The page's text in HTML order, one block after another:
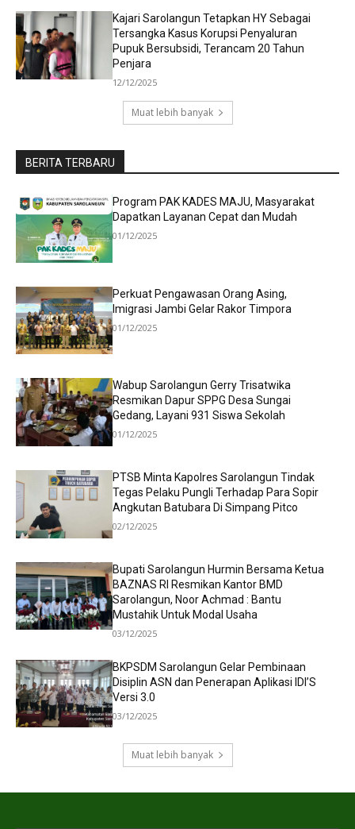
Kajari Sarolangun Tetapkan HY Sebagai
Tersangka Kasus Korupsi Penyaluran
Pupuk Bersubsidi, Terancam 20 Tahun
Penjara
12/12/2025
Muat lebih banyak
BERITA TERBARU
Program PAK KADES MAJU, Masyarakat
Dapatkan Layanan Cepat dan Mudah
01/12/2025
Perkuat Pengawasan Orang Asing,
Imigrasi Jambi Gelar Rakor Timpora
01/12/2025
Wabup Sarolangun Gerry Trisatwika
Resmikan Dapur SPPG Desa Sungai
Gedang, Layani 931 Siswa Sekolah
01/12/2025
PTSB Minta Kapolres Sarolangun Tindak
Tegas Pelaku Pungli Terhadap Para Sopir
Angkutan Batubara Di Simpang Pitco
02/12/2025
Bupati Sarolangun Hurmin Bersama Ketua
BAZNAS RI Resmikan Kantor BMD
Sarolangun, Noor Achmad : Bantu
Mustahik Untuk Modal Usaha
03/12/2025
BKPSDM Sarolangun Gelar Pembinaan
Disiplin ASN dan Penerapan Aplikasi IDI’S
Versi 3.0
03/12/2025
Muat lebih banyak